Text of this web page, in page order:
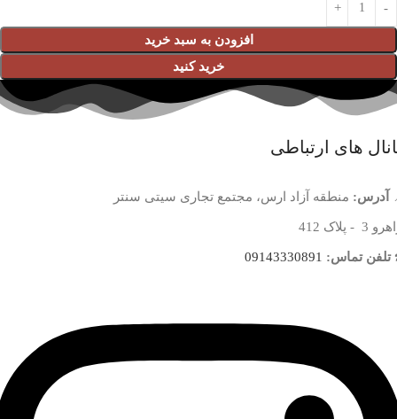
افزودن به سبد خرید
خرید کنید
های ارتباطی
آدرس: منطقه آزاد ارس، مجتمع تجاری سیتی سنتر
3 - پلاک 412
تلفن تماس: 09143330891